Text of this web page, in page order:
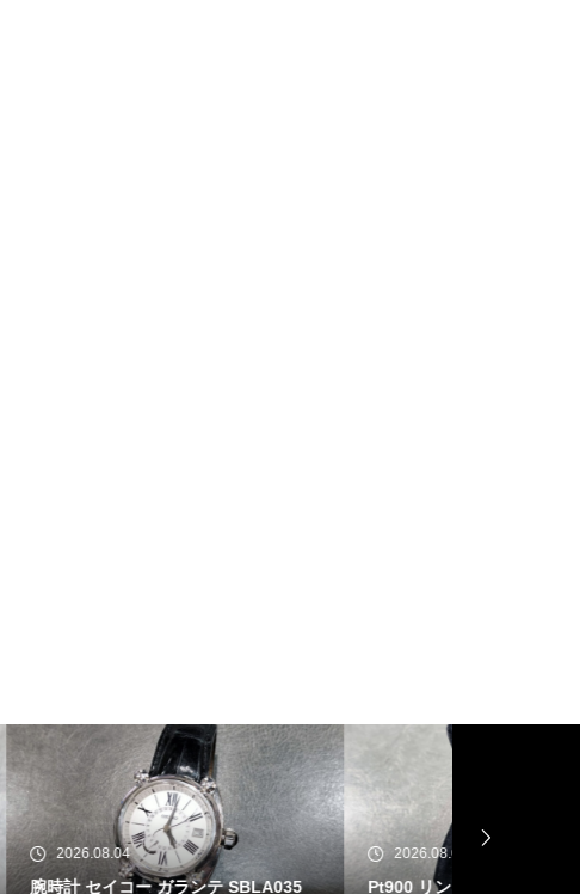
2026.08.03
Pt900 リング ファイアオパール 1.83c